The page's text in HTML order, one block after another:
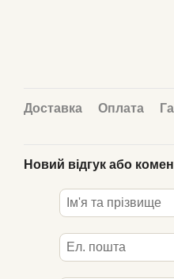
Доставка Оплата
Новий відгук або